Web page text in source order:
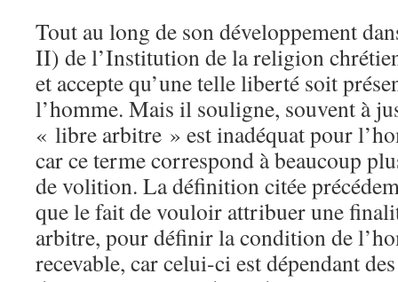
Tout au long de son développement
II) de l’Institution de la religion
et accepte qu’une telle liberté soit
l’homme. Mais il souligne, souvent à
« libre arbitre » est inadéquat pour
car ce terme correspond à beaucoup
de volition. La définition citée
que le fait de vouloir attribuer une
arbitre, pour définir la condition de
recevable, car celui-ci est dépendant